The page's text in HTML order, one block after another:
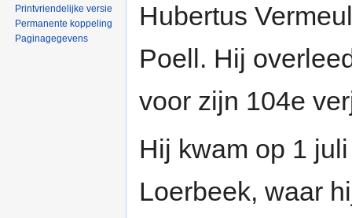
Hubertus
Poell. Hij
voor zijn 104e
Hij kwam op 1
Loerbeek, waar
Printvriendelijke versie
Permanente koppeling
Paginagegevens